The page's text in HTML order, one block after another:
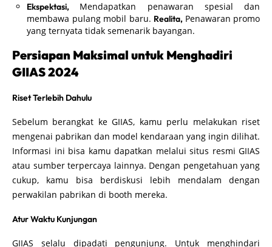
Ekspektasi, Mendapatkan penawaran spesial dan
membawa pulang mobil baru. Realita, Penawaran promo
yang ternyata tidak semenarik bayangan.
Persiapan Maksimal untuk Menghadiri
GIIAS 2024
Riset Terlebih Dahulu
Sebelum berangkat ke GIIAS, kamu perlu melakukan riset
mengenai pabrikan dan model kendaraan yang ingin dilihat.
Informasi ini bisa kamu dapatkan melalui situs resmi GIIAS
atau sumber terpercaya lainnya. Dengan pengetahuan yang
cukup, kamu bisa berdiskusi lebih mendalam dengan
perwakilan pabrikan di booth mereka.
Atur Waktu Kunjungan
GIIAS selalu dipadati pengunjung. Untuk menghindari